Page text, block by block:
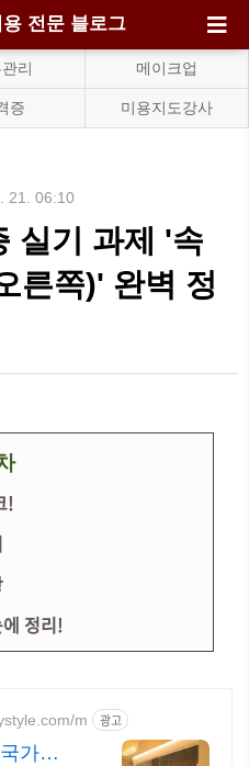
전문 블로그
리 메이크업
증 미용지도강사
21. 06:10
실기 과제 '속
른쪽)' 완벽 정
!
정리!
m 광고
가반